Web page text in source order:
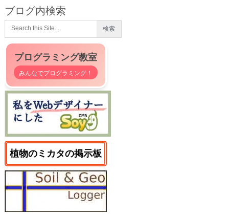
ブログ内検索
プログラミング教室
みんなでプログラミング！
植物のミカタの掲示板